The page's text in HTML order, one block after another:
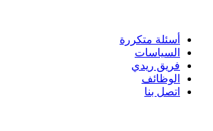
أسئلة متكررة
السياسات
فريق ريدي
الوظائف
اتصل بنا